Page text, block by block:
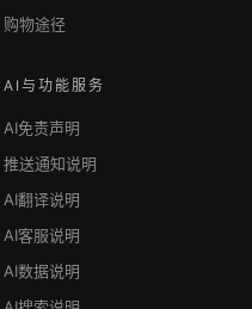
购物途径
AI与功能服务
AI免责声明
推送通知说明
AI翻译说明
AI客服说明
AI数据说明